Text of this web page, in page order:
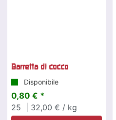
Barretta di cocco
Disponibile
0,80 € *
25
| 32,00 € / kg